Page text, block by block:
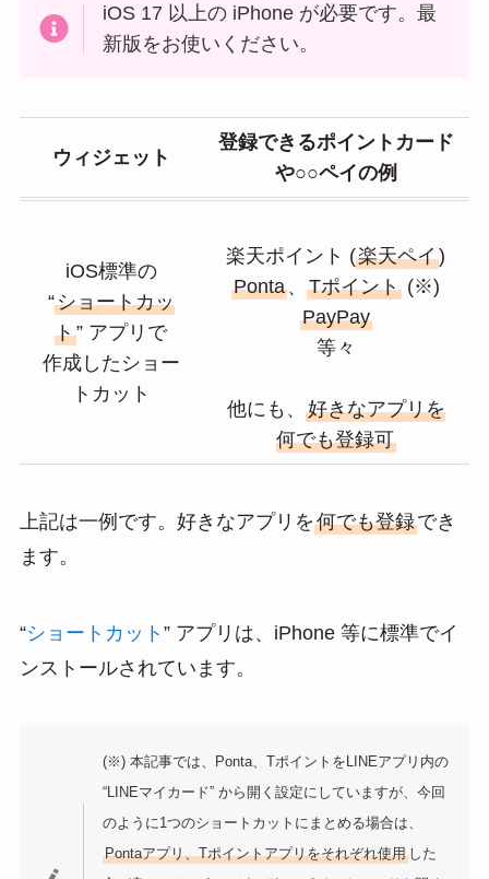
iOS 17 以上の iPhone が必要です。最
新版をお使いください。
ウィジェット
登録できるポイントカード
や○○ペイの例
iOS標準の
“ショートカッ
ト” アプリで
作成したショー
トカット
楽天ポイント (楽天ペイ)
Ponta、Tポイント (※)
PayPay
等々
他にも、 好きなアプリを
何でも登録可
上記は一例です。好きなアプリを何でも登録でき
ます。
“ショートカット ” アプリは、iPhone 等に標準でイ
ンストールされています。
(※) 本記事では、Ponta、TポイントをLINEアプリ内の
“LINEマイカード” から開く設定にしていますが、今回
のように1つのショートカットにまとめる場合は、
Pontaアプリ、Tポイントアプリをそれぞれ使用 した